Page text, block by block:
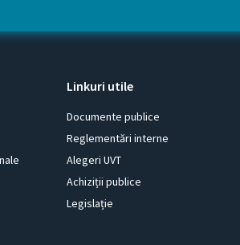
Linkuri utile
Documente publice
Reglementări interne
Alegeri UVT
Achiziții publice
Legislație